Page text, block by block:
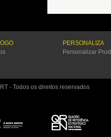
PERSONALIZA
Personalizar
- Todos os direitos reservados